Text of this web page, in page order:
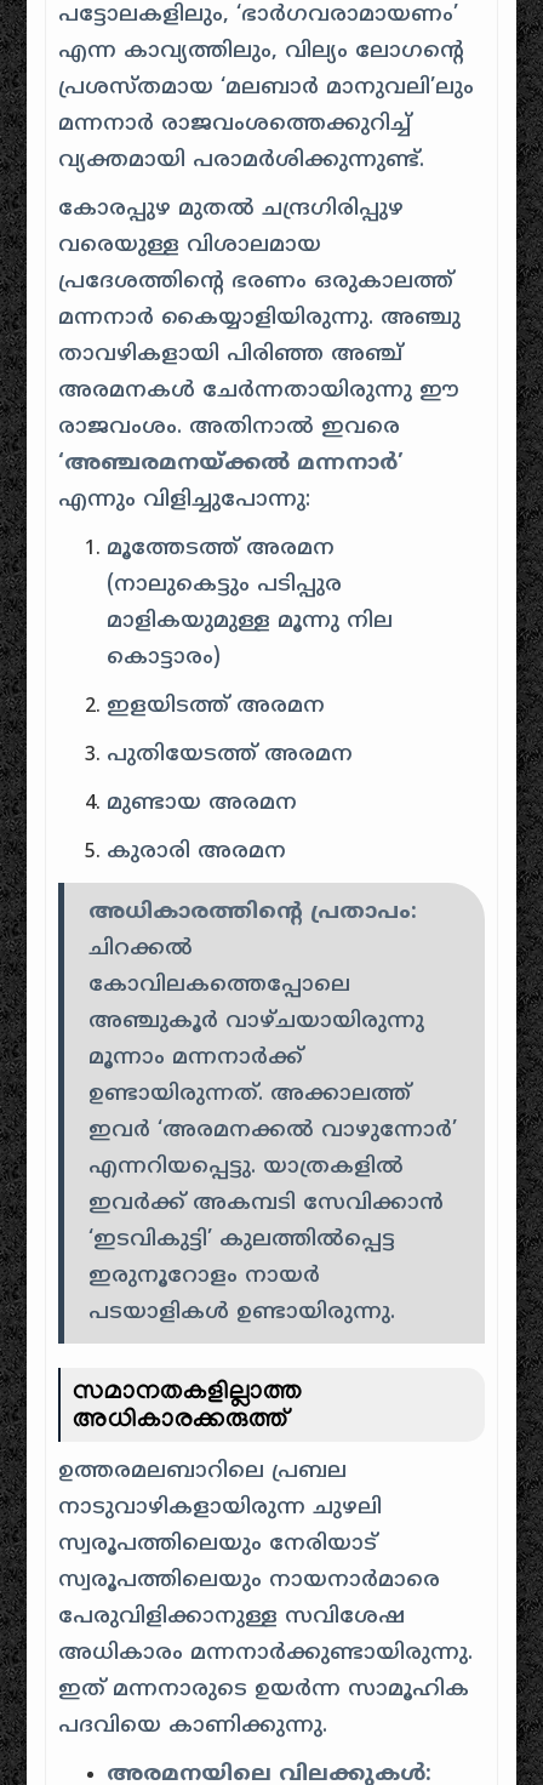
പട്ടോലകളിലും, ‘ഭാർഗവരാമായണം’
എന്ന കാവ്യത്തിലും, വില്യം ലോഗന്റെ
പ്രശസ്തമായ ‘മലബാർ മാനുവലി’ലും
മന്നനാർ രാജവംശത്തെക്കുറിച്ച്
വ്യക്തമായി പരാമർശിക്കുന്നുണ്ട്.
കോരപ്പുഴ മുതൽ ചന്ദ്രഗിരിപ്പുഴ
വരെയുള്ള വിശാലമായ
പ്രദേശത്തിന്റെ ഭരണം ഒരുകാലത്ത്
മന്നനാർ കൈയ്യാളിയിരുന്നു. അഞ്ചു
താവഴികളായി പിരിഞ്ഞ അഞ്ച്
അരമനകൾ ചേർന്നതായിരുന്നു ഈ
രാജവംശം. അതിനാൽ ഇവരെ
‘അഞ്ചരമനയ്ക്കൽ മന്നനാർ’
എന്നും വിളിച്ചുപോന്നു:
മൂത്തേടത്ത് അരമന
(നാലുകെട്ടും പടിപ്പുര
മാളികയുമുള്ള മൂന്നു നില
കൊട്ടാരം)
ഇളയിടത്ത് അരമന
പുതിയേടത്ത് അരമന
മുണ്ടായ അരമന
കുരാരി അരമന
അധികാരത്തിന്റെ പ്രതാപം:
ചിറക്കൽ
കോവിലകത്തെപ്പോലെ
അഞ്ചുകൂർ വാഴ്ചയായിരുന്നു
മൂന്നാം മന്നനാർക്ക്
ഉണ്ടായിരുന്നത്. അക്കാലത്ത്
ഇവർ ‘അരമനക്കൽ വാഴുന്നോർ’
എന്നറിയപ്പെട്ടു. യാത്രകളിൽ
ഇവർക്ക് അകമ്പടി സേവിക്കാൻ
‘ഇടവികുട്ടി’ കുലത്തിൽപ്പെട്ട
ഇരുനൂറോളം നായർ
പടയാളികൾ ഉണ്ടായിരുന്നു.
സമാനതകളില്ലാത്ത
അധികാരക്കരുത്ത്
ഉത്തരമലബാറിലെ പ്രബല
നാടുവാഴികളായിരുന്ന ചുഴലി
സ്വരൂപത്തിലെയും നേരിയാട്
സ്വരൂപത്തിലെയും നായനാർമാരെ
പേരുവിളിക്കാനുള്ള സവിശേഷ
അധികാരം മന്നനാർക്കുണ്ടായിരുന്നു.
ഇത് മന്നനാരുടെ ഉയർന്ന സാമൂഹിക
പദവിയെ കാണിക്കുന്നു.
അരമനയിലെ വിലക്കുകൾ: